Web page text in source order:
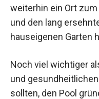
weiterhin ein Ort
und den lang
hauseigenen Garten
Noch viel wichtiger
und
sollten, den Pool